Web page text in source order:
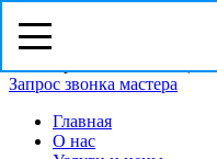
8(961)
Запрос звонка мастера
Главная
О нас